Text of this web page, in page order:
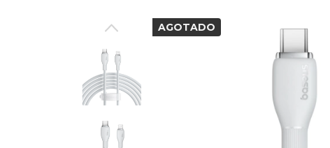
AGOTADO